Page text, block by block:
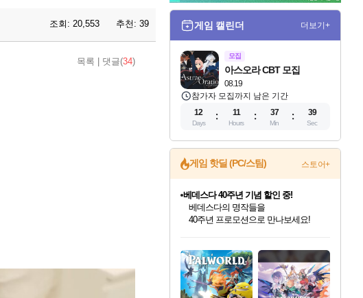
조회: 20,553 추천: 39
목록 댓글(34)
게임 캘린더 더보기+
모집
08.19
아스오라 CBT 모집
참가자 모집까지 남은 기간
12
Days
11
Hours
37
Min
38
Sec
게임 핫딜 (PC/스팀) 스토어+
최대 90% 할인가를 만나보세요!
네이버혜택과 함께 만나보세요!
50%할인&추가 적립까지!
이니&베니 혜택까지!
네이버 혜택가와 함께 예약하세요!
할인&네이버혜택으로 만나보세요!
네이버페이 혜택과 만나보세요!
베데스다 40주년 기념 할인 중!
베데스다의 명작들을
40주년 프로모션으로 만나보세요!
네이버 포인트 혜택까지!
할인가에 만나보세요!
일부 에디션 상시 할인!
혜택으로 예약 판매 중
편안하게 충전하세요